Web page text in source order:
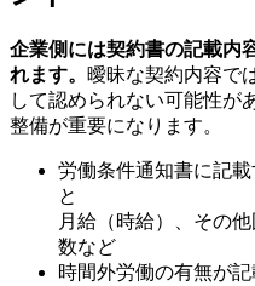
企業側には契約書の記載内
れます。 曖昧な契約内容で
して認められない可能性が
整備が重要になります。
労働条件通知書に記
と
月給（時給）、その
数など
時間外労働の有無が